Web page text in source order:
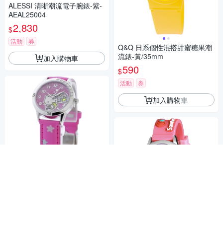
ALESSI 清晰潮流電子腕錶-紫-
AEAL25004
$2,830
活動 券
加入購物車
Q&Q 日系個性混搭甜蜜糖果潮
流錶-黃/35mm
$590
活動 券
加入購物車